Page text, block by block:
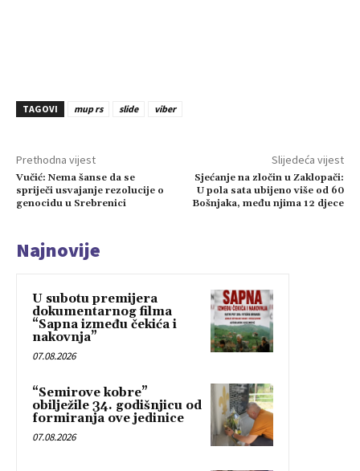
TAGOVI mup rs slide viber
Prethodna vijest
Vučić: Nema šanse da se
spriječi usvajanje rezolucije o
genocidu u Srebrenici
Slijedeća vijest
Sjećanje na zločin u Zaklopači:
U pola sata ubijeno više od 60
Bošnjaka, među njima 12 djece
Najnovije
U subotu premijera
dokumentarnog filma
“Sapna između čekića i
nakovnja”
07.08.2026
“Semirove kobre”
obilježile 34. godišnjicu od
formiranja ove jedinice
07.08.2026